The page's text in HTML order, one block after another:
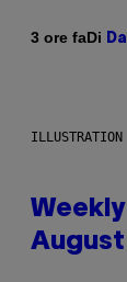
3 ore faDi
August